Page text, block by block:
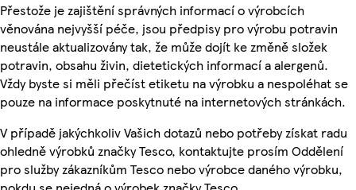
Přestože je zajištění správných informací o výrobcích
věnována nejvyšší péče, jsou předpisy pro výrobu potravin
neustále aktualizovány tak, že může dojít ke změně složek
potravin, obsahu živin, dietetických informací a alergenů.
Vždy byste si měli přečíst etiketu na výrobku a nespoléhat se
pouze na informace poskytnuté na internetových stránkách.
V případě jakýchkoliv Vašich dotazů nebo potřeby získat radu
ohledně výrobků značky Tesco, kontaktujte prosím Oddělení
pro služby zákazníkům Tesco nebo výrobce daného výrobku,